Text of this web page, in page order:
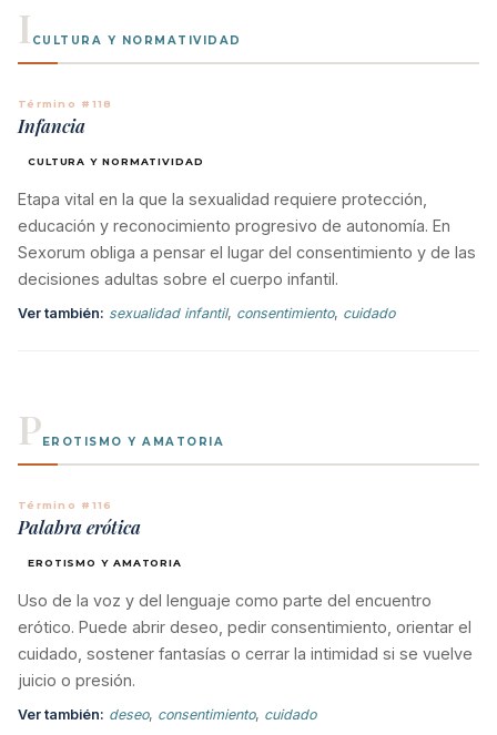
I CULTURA Y NORMATIVIDAD
Término #118
Infancia
CULTURA Y NORMATIVIDAD
Etapa vital en la que la sexualidad requiere protección,
educación y reconocimiento progresivo de autonomía. En
Sexorum obliga a pensar el lugar del consentimiento y de las
decisiones adultas sobre el cuerpo infantil.
Ver también: sexualidad infantil, consentimiento, cuidado
PEROTISMO Y AMATORIA
Término #116
Palabra erótica
EROTISMO Y AMATORIA
Uso de la voz y del lenguaje como parte del encuentro
erótico. Puede abrir deseo, pedir consentimiento, orientar el
cuidado, sostener fantasías o cerrar la intimidad si se vuelve
juicio o presión.
Ver también: deseo, consentimiento, cuidado